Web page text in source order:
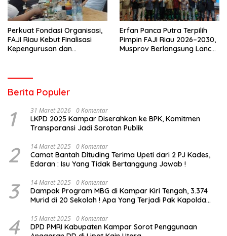
Perkuat Fondasi Organisasi,
FAJI Riau Kebut Finalisasi
Kepengurusan dan
Erfan Panca Putra Terpilih
Pimpin FAJI Riau 2026–2030,
Musprov Berlangsung Lancar
Berita Populer
1 31 Maret 2026 0 Komentar
LKPD 2025 Kampar Diserahkan ke BPK, Komitmen
Transparansi Jadi Sorotan Publik
2 14 Maret 2025 0 Komentar
Camat Bantah Dituding Terima Upeti dari 2 PJ Kades,
Edaran : Isu Yang Tidak Bertanggung Jawab !
3 14 Maret 2025 0 Komentar
Dampak Program MBG di Kampar Kiri Tengah, 3.374
Murid di 20 Sekolah ! Apa Yang Terjadi Pak Kapolda
4 15 Maret 2025 0 Komentar
DPD PMRI Kabupaten Kampar Sorot Penggunaan